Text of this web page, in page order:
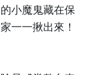
小魔鬼藏在保
一一揪出來！